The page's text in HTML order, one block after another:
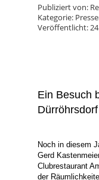
Publiziert von:
Kategorie:
Veröffentlicht:
Ein Besuch
Dürröhrsdorf
Noch in diesem
Gerd
Clubrestaurant
der